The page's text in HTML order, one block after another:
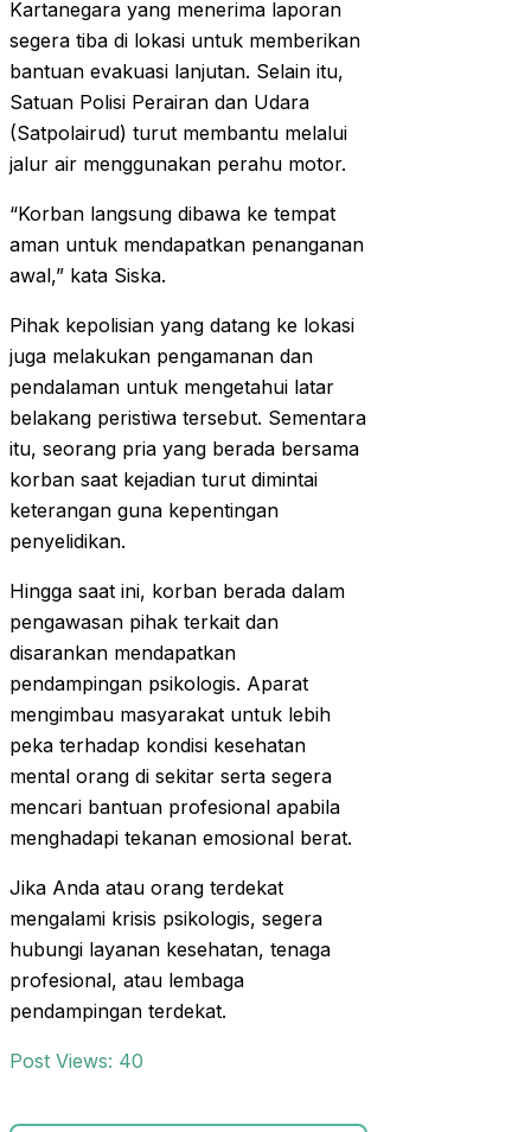
Kartanegara yang menerima laporan
segera tiba di lokasi untuk memberikan
bantuan evakuasi lanjutan. Selain itu,
Satuan Polisi Perairan dan Udara
(Satpolairud) turut membantu melalui
jalur air menggunakan perahu motor.
“Korban langsung dibawa ke tempat
aman untuk mendapatkan penanganan
awal,” kata Siska.
Pihak kepolisian yang datang ke lokasi
juga melakukan pengamanan dan
pendalaman untuk mengetahui latar
belakang peristiwa tersebut. Sementara
itu, seorang pria yang berada bersama
korban saat kejadian turut dimintai
keterangan guna kepentingan
penyelidikan.
Hingga saat ini, korban berada dalam
pengawasan pihak terkait dan
disarankan mendapatkan
pendampingan psikologis. Aparat
mengimbau masyarakat untuk lebih
peka terhadap kondisi kesehatan
mental orang di sekitar serta segera
mencari bantuan profesional apabila
menghadapi tekanan emosional berat.
Jika Anda atau orang terdekat
mengalami krisis psikologis, segera
hubungi layanan kesehatan, tenaga
profesional, atau lembaga
pendampingan terdekat.
Post Views: 40